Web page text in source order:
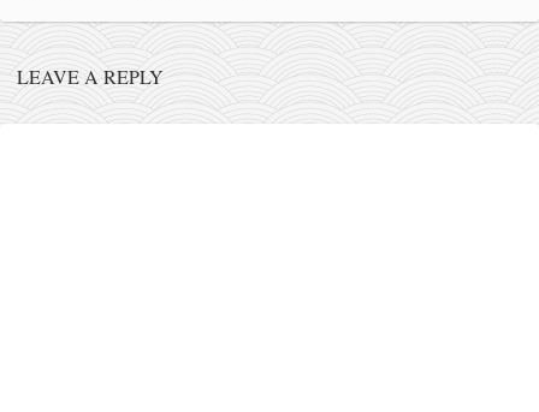
temashiwari
kobudo
nunchaku
LEAVE A REPLY